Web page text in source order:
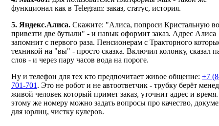
функционал как в Telegram: заказ, статус, история.
5. Яндекс.Алиса. Скажите: "Алиса, попроси Кристальную
привезти две бутыли" - и навык оформит заказ. Адрес Алиса
запомнит с первого раза. Пенсионерам с Тракторного
техникой на "вы" - просто сказка. Включил колонку, сказал
слов - и через пару часов вода на пороге.
Ну и телефон для тех кто предпочитает живое общение: +7
701-701. Это не робот и не автоответчик - трубку берёт
живой человек который примет заказ, уточнит адрес и
этому же номеру можно задать вопросы про качество,
для юрлиц, чистку кулеров.